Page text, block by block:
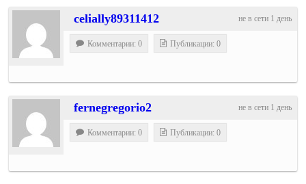
не в сети 1 день
celially89311412
Комментарии: 0 Публикации: 0
не в сети 1 день
fernegregorio2
Комментарии: 0 Публикации: 0